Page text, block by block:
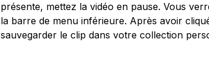
présente, mettez la vidéo en pause. Vous
la barre de menu inférieure. Après avoir
sauvegarder le clip dans votre collection